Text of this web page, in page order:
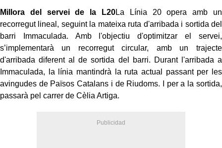
Millora del servei de la L20La Línia 20 opera amb un
recorregut lineal, seguint la mateixa ruta d'arribada i sortida del
barri Immaculada. Amb l'objectiu d'optimitzar el servei,
s’implementarà un recorregut circular, amb un trajecte
d'arribada diferent al de sortida del barri. Durant l'arribada a
Immaculada, la línia mantindrà la ruta actual passant per les
avingudes de Països Catalans i de Riudoms. I per a la sortida,
passarà pel carrer de Cèlia Artiga.